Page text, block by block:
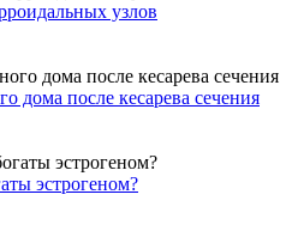
узлов
дома после кесарева сечения
эстрогеном?